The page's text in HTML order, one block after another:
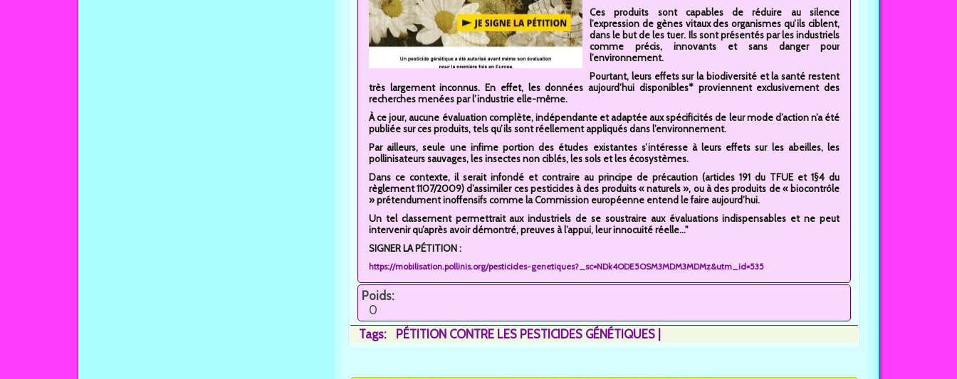
Ces produits sont capables de réduire au silence
l’expression de gènes vitaux des organismes qu’ils ciblent,
dans le but de les tuer. Ils sont présentés par les industriels
comme précis, innovants et sans danger pour
l’environnement.
Pourtant, leurs effets sur la biodiversité et la santé restent
très largement inconnus. En effet, les données aujourd’hui disponibles* proviennent exclusivement des
recherches menées par l’industrie elle-même.
À ce jour, aucune évaluation complète, indépendante et adaptée aux spécificités de leur mode d’action n’a été
publiée sur ces produits, tels qu’ils sont réellement appliqués dans l’environnement.
Par ailleurs, seule une infime portion des études existantes s’intéresse à leurs effets sur les abeilles, les
pollinisateurs sauvages, les insectes non ciblés, les sols et les écosystèmes.
Dans ce contexte, il serait infondé et contraire au principe de précaution (articles 191 du TFUE et 1§4 du
règlement 1107/2009) d’assimiler ces pesticides à des produits « naturels », ou à des produits de « biocontrôle
» prétendument inoffensifs comme la Commission européenne entend le faire aujourd’hui.
Un tel classement permettrait aux industriels de se soustraire aux évaluations indispensables et ne peut
intervenir qu’après avoir démontré, preuves à l’appui, leur innocuité réelle..."
SIGNER LA PÉTITION :
https://mobilisation.pollinis.org/pesticides-genetiques?_sc=NDk4ODE5OSM3MDM3MDMz&utm_id=535
Poids:
0
Tags:
PÉTITION CONTRE LES PESTICIDES GÉNÉTIQUES